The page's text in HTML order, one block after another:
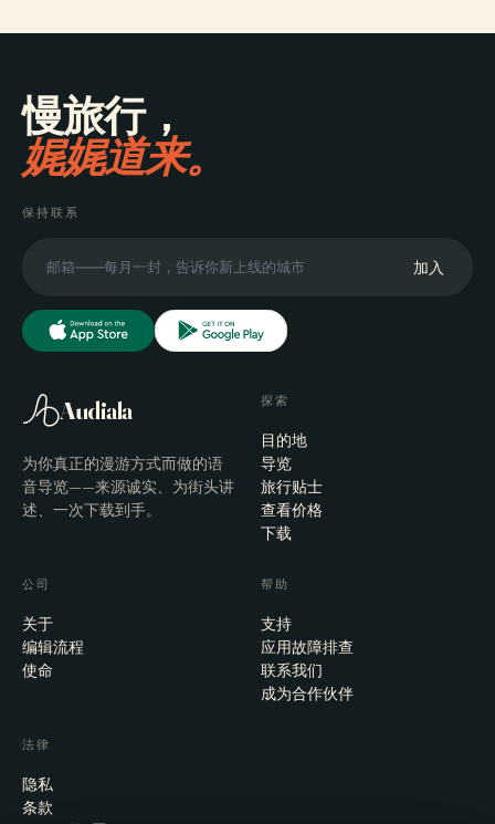
慢旅行，
娓娓道来。
保持联系
加入
Audiala
为你真正的漫游方式而做的语
音导览——来源诚实、为街头讲
述、一次下载到手。
探索
目的地
导览
旅行贴士
查看价格
下载
公司
关于
编辑流程
使命
帮助
支持
应用故障排查
联系我们
成为合作伙伴
法律
隐私
条款